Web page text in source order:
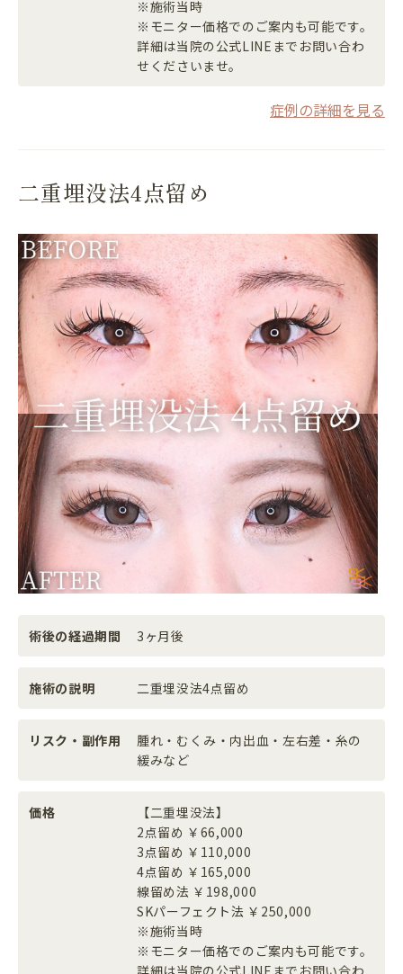
※施術当時
※モニター価格でのご案内も可能です。
詳細は当院の公式LINEまでお問い合わ
せくださいませ。
症例の詳細を見る
二重埋没法4点留め
術後の経過期間 3ヶ月後
施術の説明 二重埋没法4点留め
リスク・副作用
腫れ・むくみ・内出血・左右差・糸の
緩みなど
価格
【二重埋没法】
2点留め ￥66,000
3点留め ￥110,000
4点留め ￥165,000
線留め法 ￥198,000
SKパーフェクト法 ￥250,000
※施術当時
※モニター価格でのご案内も可能です。